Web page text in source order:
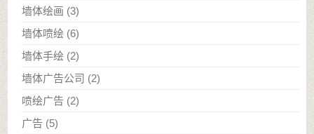
墙体绘画 (3)
墙体喷绘 (6)
墙体手绘 (2)
墙体广告公司 (2)
喷绘广告 (2)
广告 (5)